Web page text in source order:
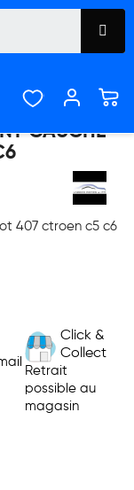
GAUCHE
407 ctroen c5 c6
Click &
Collect
Retrait
possible au
magasin